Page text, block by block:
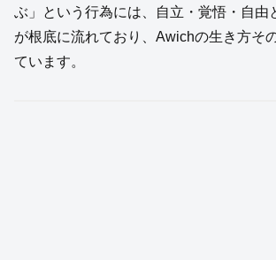
ぶ」という行為には、自立・覚悟・自由
が根底に流れており、Awichの生き方そ
ています。